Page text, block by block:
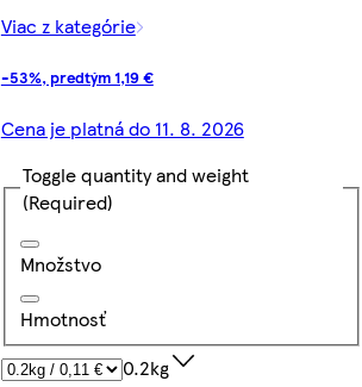
Viac z kategórie
-53%, predtým 1,19 €
Cena je platná do 11. 8. 2026
Toggle quantity and weight
(Required)
Množstvo
Hmotnosť
0.2kg